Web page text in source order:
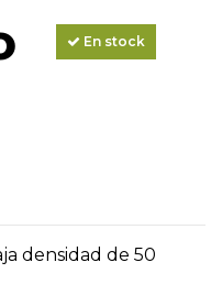
En stock
densidad de 50